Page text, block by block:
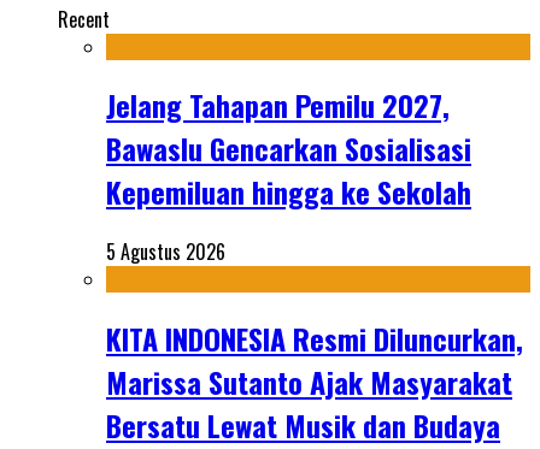
Recent
Jelang Tahapan Pemilu 2027,
Bawaslu Gencarkan Sosialisasi
Kepemiluan hingga ke Sekolah
5 Agustus 2026
KITA INDONESIA Resmi Diluncurkan,
Marissa Sutanto Ajak Masyarakat
Bersatu Lewat Musik dan Budaya